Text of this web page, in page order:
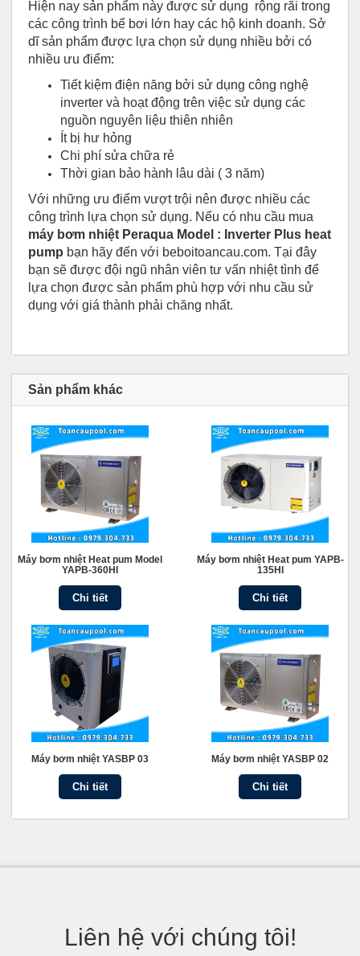
Hiện nay sản phẩm này được sử dụng rộng rãi trong
các công trình bể bơi lớn hay các hộ kinh doanh. Sở
dĩ sản phẩm được lựa chọn sử dụng nhiều bởi có
nhiều ưu điểm:
Tiết kiệm điện năng bởi sử dụng công nghệ
inverter và hoạt động trên việc sử dụng các
nguồn nguyên liệu thiên nhiên
Ít bị hư hỏng
Chi phí sửa chữa rẻ
Thời gian bảo hành lâu dài ( 3 năm)
Với những ưu điểm vượt trội nên được nhiều các
công trình lựa chọn sử dụng. Nếu có nhu cầu mua
máy bơm nhiệt Peraqua Model : Inverter Plus heat
pump bạn hãy đến với beboitoancau.com. Tại đây
bạn sẽ được đội ngũ nhân viên tư vấn nhiệt tình để
lựa chọn được sản phẩm phù hợp với nhu cầu sử
dụng với giá thành phải chăng nhất.
Sản phẩm khác
Máy bơm nhiệt Heat pum Model
YAPB-360HI
Chi tiết
Máy bơm nhiệt Heat pum YAPB-
135HI
Chi tiết
Máy bơm nhiệt YASBP 03
Chi tiết
Máy bơm nhiệt YASBP 02
Chi tiết
Liên hệ với chúng tôi!